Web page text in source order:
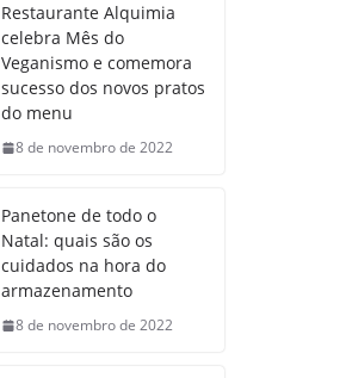
Restaurante Alquimia
celebra Mês do
Veganismo e comemora
sucesso dos novos pratos
do menu
8 de novembro de 2022
Panetone de todo o
Natal: quais são os
cuidados na hora do
armazenamento
8 de novembro de 2022